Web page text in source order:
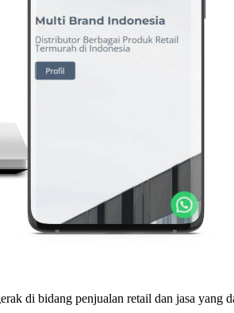
di bidang penjualan retail dan jasa yang